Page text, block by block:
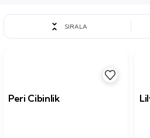
SIRALA
Peri Cibinlik